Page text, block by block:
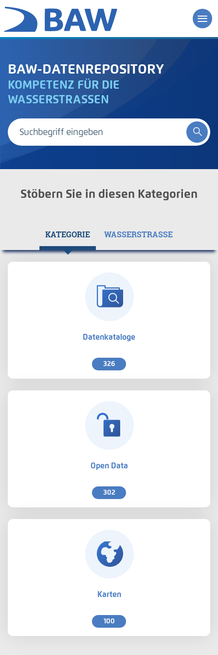
BAW-DATENREPOSITORY
KOMPETENZ FÜR DIE
WASSERSTRASSEN
Stöbern Sie in diesen Kategorien
KATEGORIE WASSERSTRASSE
Datenkataloge
326
Open Data
302
Karten
100